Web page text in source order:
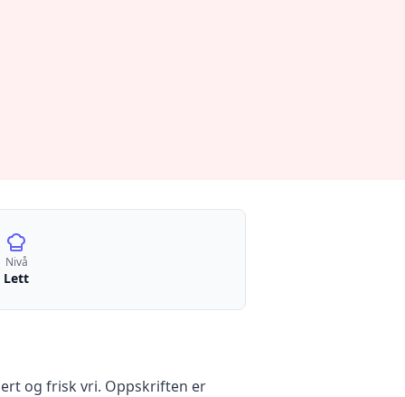
Nivå
Lett
og frisk vri. Oppskriften er